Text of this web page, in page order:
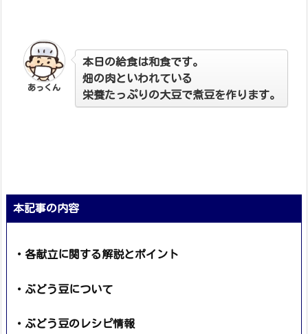
あっくん
本日の給食は和食です。
畑の肉といわれている
栄養たっぷりの大豆で煮豆を作ります。
本記事の内容
・各献立に関する解説とポイント
・ぶどう豆について
・ぶどう豆のレシピ情報